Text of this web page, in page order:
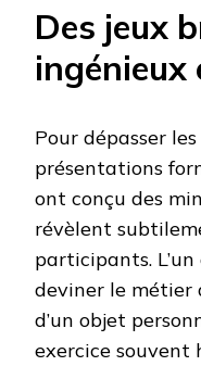
Des jeux
ingénieux
Pour dépasser
présentations
ont conçu des
révèlent
participants.
deviner le métier
d’un objet
exercice